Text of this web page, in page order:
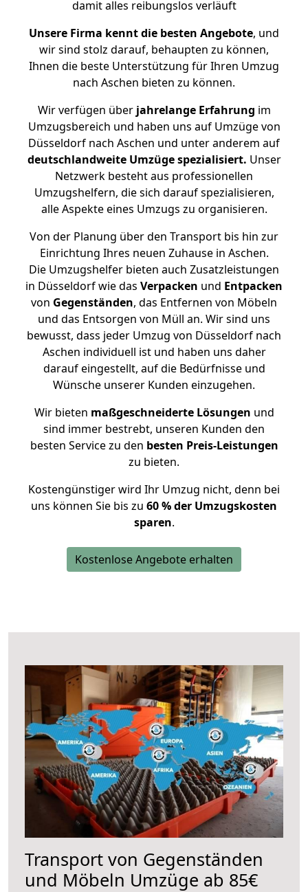
damit alles reibungslos verläuft
Unsere Firma kennt die besten Angebote, und
wir sind stolz darauf, behaupten zu können,
Ihnen die beste Unterstützung für Ihren Umzug
nach Aschen bieten zu können.
Wir verfügen überjahrelange Erfahrung im
Umzugsbereich und haben uns auf Umzüge von
Düsseldorf nach Aschen und unter anderem auf
deutschlandweite Umzüge spezialisiert. Unser
Netzwerk besteht aus professionellen
Umzugshelfern, die sich darauf spezialisieren,
alle Aspekte eines Umzugs zu organisieren.
Von der Planung über den Transport bis hin zur
Einrichtung Ihres neuen Zuhause in Aschen.
Die Umzugshelfer bieten auch Zusatzleistungen
in Düsseldorf wie das Verpacken und Entpacken
von Gegenständen, das Entfernen von Möbeln
und das Entsorgen von Müll an. Wir sind uns
bewusst, dass jeder Umzug von Düsseldorf nach
Aschen individuell ist und haben uns daher
darauf eingestellt, auf die Bedürfnisse und
Wünsche unserer Kunden einzugehen.
Wir bieten maßgeschneiderte Lösungen und
sind immer bestrebt, unseren Kunden den
besten Service zu den besten Preis-Leistungen
zu bieten.
Kostengünstiger wird Ihr Umzug nicht, denn bei
uns können Sie bis zu 60 % der Umzugskosten
sparen.
Kostenlose Angebote erhalten
Transport von Gegenständen
und Möbeln Umzüge ab 85€